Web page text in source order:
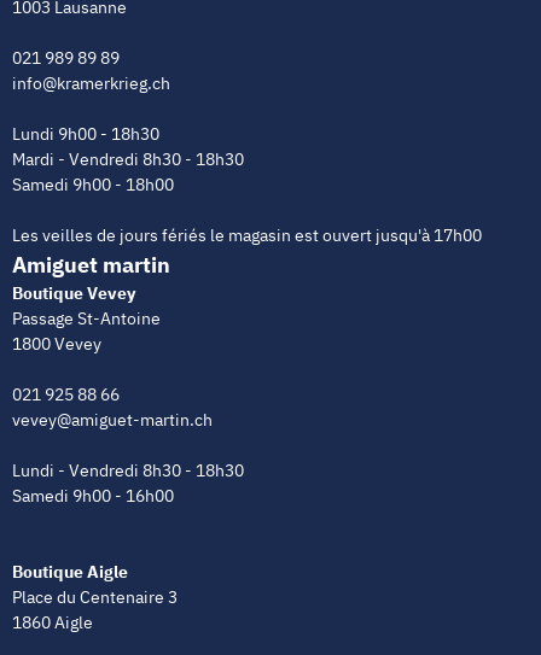
1003 Lausanne
021 989 89 89
info@kramerkrieg.ch
Lundi 9h00 - 18h30
Mardi - Vendredi 8h30 - 18h30
Samedi 9h00 - 18h00
Les veilles de jours fériés le magasin est ouvert jusqu'à 17h00
Amiguet martin
Boutique Vevey
Passage St-Antoine
1800 Vevey
021 925 88 66
vevey@amiguet-martin.ch
Lundi - Vendredi 8h30 - 18h30
Samedi 9h00 - 16h00
Boutique Aigle
Place du Centenaire 3
1860 Aigle